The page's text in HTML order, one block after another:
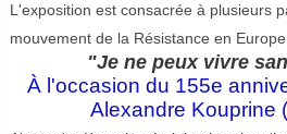
L'exposition est consacrée à plusieurs
mouvement de la Résistance en
"Je ne peux vivre
À l'occasion du 155e
Alexandre Kouprine